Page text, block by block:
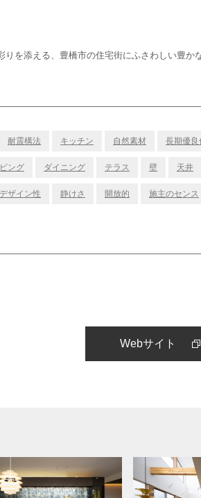
を添える、豊橋市の住宅街にふさわしい豊か
耐震構法 キッチン 自然素材 長期優良
ング ダイニング テラス 壁 天井
デザイン性 静けさ 開放的 施主のセンス
Webサイト